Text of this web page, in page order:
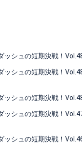
ッシュの短期決戦！
シュの短期決戦！
シュの短期決戦！
シュの短期決戦！
シュの短期決戦！